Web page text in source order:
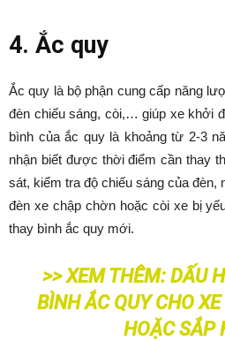
4. Ắc quy
Ắc quy là bộ phận cung cấp năng
đèn chiếu sáng, còi,… giúp xe khởi
bình của ắc quy là khoảng từ 2-3
nhận biết được thời điểm cần thay
sát, kiểm tra độ chiếu sáng của đèn,
đèn xe chập chờn hoặc còi xe bị
thay bình ắc quy mới.
>> XEM THÊM: DẤU
BÌNH ẮC QUY CHO
HOẶC SẮP